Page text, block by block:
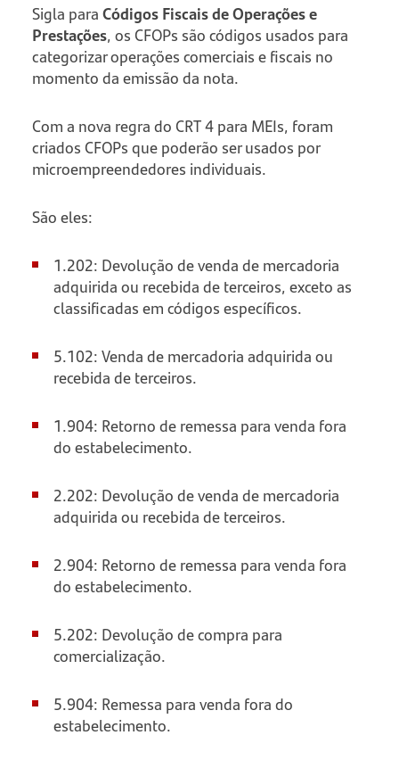
Sigla paraCódigos Fiscais de Operações e
Prestações, os CFOPs são códigos usados para
categorizar operações comerciais e fiscais no
momento da emissão da nota.
Com a nova regra do CRT 4 para MEIs, foram
criados CFOPs que poderão ser usados por
microempreendedores individuais.
São eles:
1.202: Devolução de venda de mercadoria
adquirida ou recebida de terceiros, exceto as
classificadas em códigos específicos.
5.102: Venda de mercadoria adquirida ou
recebida de terceiros.
1.904: Retorno de remessa para venda fora
do estabelecimento.
2.202: Devolução de venda de mercadoria
adquirida ou recebida de terceiros.
2.904: Retorno de remessa para venda fora
do estabelecimento.
5.202: Devolução de compra para
comercialização.
5.904: Remessa para venda fora do
estabelecimento.